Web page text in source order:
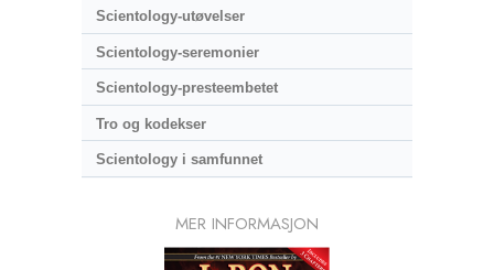
Scientology-utøvelser
Scientology-seremonier
Scientology-presteembetet
Tro og kodekser
Scientology i samfunnet
MER INFORMASJON